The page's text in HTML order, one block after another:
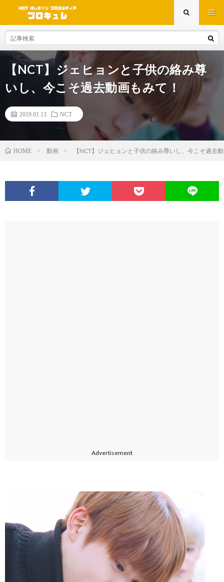
【NCT】ジェヒョンと子供の絡み尊
いし、今こそ過去動画もみて！
2019.01.13 NCT
HOME 動画 【NCT】ジェヒョンと子供の絡み尊いし、今こそ過去
Advertisement